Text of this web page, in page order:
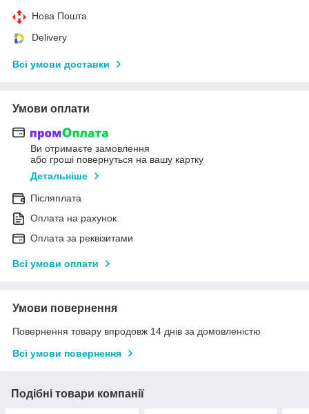
Нова Пошта
Delivery
Всі умови доставки
Умови оплати
Ви отримаєте замовлення
або гроші повернуться на вашу картку
Детальніше
Післяплата
Оплата на рахунок
Оплата за реквізитами
Всі умови оплати
Умови повернення
Повернення товару впродовж 14 днів за домовленістю
Всі умови повернення
Подібні товари компанії